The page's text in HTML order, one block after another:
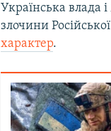
Українська влада
злочини
характер.